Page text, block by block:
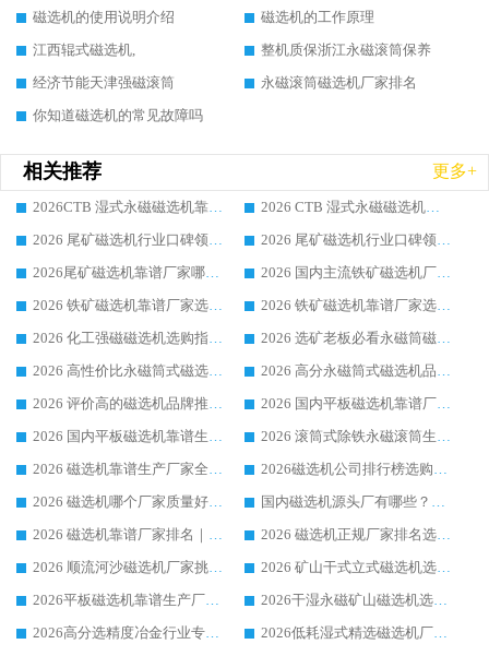
磁选机的使用说明介绍
磁选机的工作原理
江西辊式磁选机,
整机质保浙江永磁滚筒保养
经济节能天津强磁滚筒
永磁滚筒磁选机厂家排名
你知道磁选机的常见故障吗
相关推荐 更多+
2026CTB 湿式永磁磁选机靠谱厂家实力排行榜 铁矿选矿设备采购全流程选购指南
2026 CTB 湿式永磁磁选机选购指南|行业口碑良好品牌推荐，领域强者华体会手机网页版-华体会(中国)
2026 尾矿磁选机行业口碑领域强者，源头直供国内主流厂家华体会手机网页版-华体会(中国) 一站式服务
2026 尾矿磁选机行业口碑领域强者，源头直供国内主流厂家华体会手机网页版-华体会(中国) 一站式服务
2026尾矿磁选机靠谱厂家哪家好 行业口碑领域强者华体会手机网页版-华体会(中国) 推荐
2026 国内主流铁矿磁选机厂家选购指南|行业口碑好品牌推荐，领域强者华体会手机网页版-华体会(中国)
2026 铁矿磁选机靠谱厂家选购全攻略 行业标杆华体会手机网页版-华体会(中国) 设备性价比出众
2026 铁矿磁选机靠谱厂家选购指南，领域强者华体会手机网页版-华体会(中国) 铁矿磁选机性价比高
2026 化工强磁磁选机选购指南 5 家行业口碑靠谱厂家领域强者推荐
2026 选矿老板必看永磁筒磁选机推荐 行业头部品牌口碑设备选购全攻略
2026 高性价比永磁筒式磁选机品牌盘点 行业强者口碑实测选购完整指南
2026 高分永磁筒式磁选机品牌推荐 选矿设备强者对比测评采购避坑全攻略
2026 评价高的磁选机品牌推荐选购指南，永磁筒式磁选机设备领域强者全景行业口碑解析
2026 国内平板磁选机靠谱厂家排名 行业实测口碑设备按需选购全指南
2026 国内平板磁选机靠谱生产厂家推荐排名|行业口碑选购指南，领域强者按需选设备
2026 滚筒式除铁永磁滚筒生产厂家推荐排名|行业口碑选购指南，领域强者源头厂商精选
2026 磁选机靠谱生产厂家全梳理 分场景选型行业头部品牌选购参考攻略
2026磁选机公司排行榜选购指南|正规源头厂家推荐，领域强者高性价比靠谱信赖品牌
2026 磁选机哪个厂家质量好？十大靠谱磁电企业排名选购指南
国内磁选机源头厂有哪些？2026 综合实力排名与采购避坑技巧
2026 磁选机靠谱厂家排名｜华体会手机网页版-华体会(中国) 高性价比磁选机磁电品牌
2026 磁选机正规厂家排名选购指南|行业口碑信赖品牌推荐性价比高靠谱磁电企业
2026 顺流河沙磁选机厂家挑选攻略 | 业内口碑龙头企业高性价比品牌推荐
2026 矿山干式立式磁选机选型攻略 梳理深耕磁电装备多年靠谱生产厂商
2026平板磁选机靠谱生产厂家选购指南 行业口碑良好品牌推荐 磁电领域实力强者
2026干湿永磁矿山磁选机选型攻略 优质生产厂家排名 选矿领域高口碑品牌推荐指南
2026高分选精度冶金行业专用磁选机生产厂家,干湿式磁选机源头供应商推荐
2026低耗湿式精​选磁选机厂家怎么选?湿式精选磁选机供应商，行业认可度较高生产厂家华体会手机网页版-华体会(中国) 全面解析